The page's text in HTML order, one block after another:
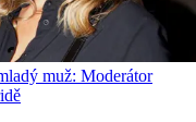
muž: Moderátor